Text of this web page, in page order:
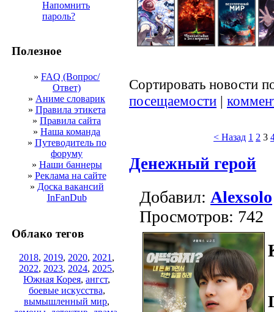
Напомнить
пароль?
Полезное
» FAQ (Вопрос/
Ответ)
» Аниме словарик
» Правила этикета
» Правила сайта
» Наша команда
» Путеводитель по
форуму
» Наши баннеры
» Реклама на сайте
» Доска вакансий
InFanDub
Облако тегов
2018, 2019, 2020, 2021 ,
2022, 2023, 2024, 2025,
Южная Корея, ангст,
боевые искусства,
вымышленный мир,
Сортировать новости
посещаемости |
< Назад 1 2 3
Денежный герой
Добавил: Alexsolo
Просмотров: 742